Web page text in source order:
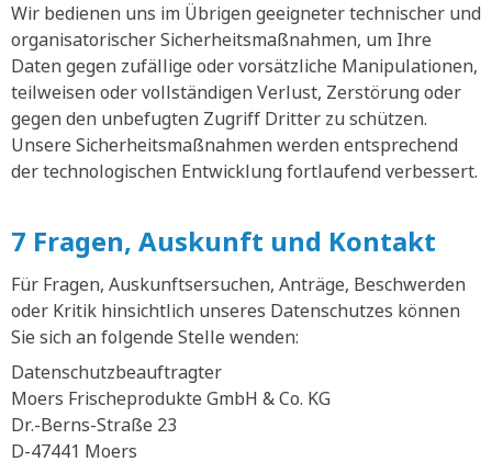
Wir bedienen uns im Übrigen geeigneter technischer und
organisatorischer Sicherheitsmaßnahmen, um Ihre
Daten gegen zufällige oder vorsätzliche Manipulationen,
teilweisen oder vollständigen Verlust, Zerstörung oder
gegen den unbefugten Zugriff Dritter zu schützen.
Unsere Sicherheitsmaßnahmen werden entsprechend
der technologischen Entwicklung fortlaufend verbessert.
7 Fragen, Auskunft und Kontakt
Für Fragen, Auskunftsersuchen, Anträge, Beschwerden
oder Kritik hinsichtlich unseres Datenschutzes können
Sie sich an folgende Stelle wenden:
Datenschutzbeauftragter
Moers Frischeprodukte GmbH & Co. KG
Dr.-Berns-Straße 23
D-47441 Moers